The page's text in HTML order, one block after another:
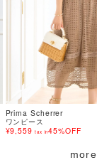
Prima Scherrer
ワンピース
¥9,559 tax in45%OFF
more